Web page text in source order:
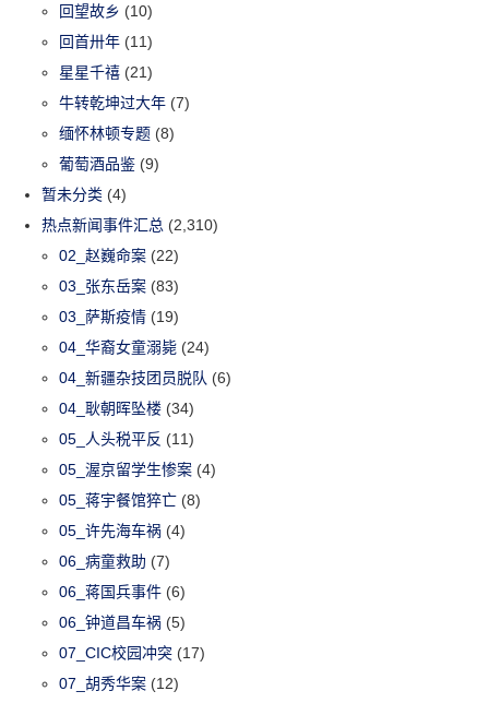
回望故乡 (10)
回首卅年 (11)
星星千禧 (21)
牛转乾坤过大年 (7)
缅怀林顿专题 (8)
葡萄酒品鉴 (9)
暂未分类 (4)
热点新闻事件汇总 (2,310)
02_赵巍命案 (22)
03_张东岳案 (83)
03_萨斯疫情 (19)
04_华裔女童溺毙 (24)
04_新疆杂技团员脱队 (6)
04_耿朝晖坠楼 (34)
05_人头税平反 (11)
05_渥京留学生惨案 (4)
05_蒋宇餐馆猝亡 (8)
05_许先海车祸 (4)
06_病童救助 (7)
06_蒋国兵事件 (6)
06_钟道昌车祸 (5)
07_CIC校园冲突 (17)
07_胡秀华案 (12)